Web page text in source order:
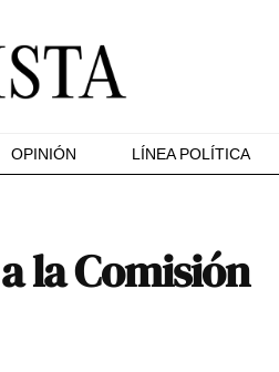
OPINIÓN LÍNEA POLÍTICA
la Comisión